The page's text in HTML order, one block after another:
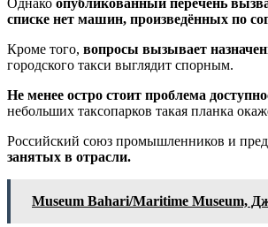
списке нет машин, произведённых по
Кроме того, вопросы вызывает
городского такси выглядит спорным.
Не менее остро стоит проблема
небольших таксопарков такая планка
Российский союз промышленников и
занятых в отрасли.
Museum Bahari/Maritime Museum,